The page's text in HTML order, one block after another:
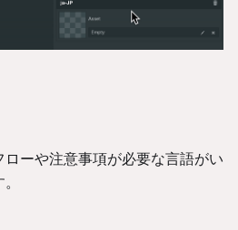
ーや注意事項が必要な言語がい